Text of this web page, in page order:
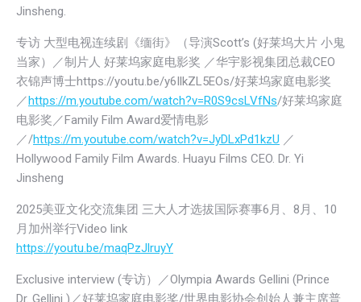
Jinsheng.
专访 大型电视连续剧《缅街》（导演Scott’s (好莱坞大片 小鬼
当家）／制片人 好莱坞家庭电影奖 ／华宇影视集团总裁CEO
衣锦声博士https://youtu.be/y6IlkZL5EOs/好莱坞家庭电影奖
／https://m.youtube.com/watch?v=R0S9csLVfNs/好莱坞家庭
电影奖／Family Film Award爱情电影
／/https://m.youtube.com/watch?v=JyDLxPd1kzU ／
Hollywood Family Film Awards. Huayu Films CEO. Dr. Yi
Jinsheng
2025美亚文化交流集团 三大人才选拔国际赛事6月、8月、10
月加州举行Video link
https://youtu.be/maqPzJlruyY
Exclusive interview (专访）／Olympia Awards Gellini (Prince
Dr. Gellini )／好莱坞家庭电影奖/世界电影协会创始人兼主席普